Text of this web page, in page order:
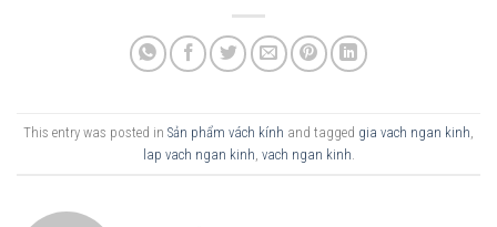
This entry was posted in Sản phẩm vách kính and tagged gia vach ngan kinh
lap vach ngan kinh vach ngan kinh